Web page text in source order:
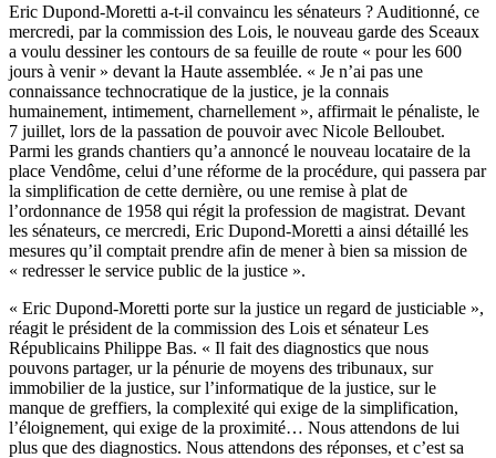
Eric Dupond-Moretti a-t-il convaincu les sénateurs ? Auditionné, ce
mercredi, par la commission des Lois, le nouveau garde des Sceaux
a voulu dessiner les contours de sa feuille de route « pour les 600
jours à venir » devant la Haute assemblée. « Je n’ai pas une
connaissance technocratique de la justice, je la connais
humainement, intimement, charnellement », affirmait le pénaliste, le
7 juillet, lors de la passation de pouvoir avec Nicole Belloubet.
Parmi les grands chantiers qu’a annoncé le nouveau locataire de la
place Vendôme, celui d’une réforme de la procédure, qui passera par
la simplification de cette dernière, ou une remise à plat de
l’ordonnance de 1958 qui régit la profession de magistrat. Devant
les sénateurs, ce mercredi, Eric Dupond-Moretti a ainsi détaillé les
mesures qu’il comptait prendre afin de mener à bien sa mission de
« redresser le service public de la justice ».
« Eric Dupond-Moretti porte sur la justice un regard de justiciable »,
réagit le président de la commission des Lois et sénateur Les
Républicains Philippe Bas. « Il fait des diagnostics que nous
pouvons partager, ur la pénurie de moyens des tribunaux, sur
immobilier de la justice, sur l’informatique de la justice, sur le
manque de greffiers, la complexité qui exige de la simplification,
l’éloignement, qui exige de la proximité… Nous attendons de lui
plus que des diagnostics. Nous attendons des réponses, et c’est sa